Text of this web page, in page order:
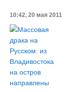
10:42, 20 мая 2011